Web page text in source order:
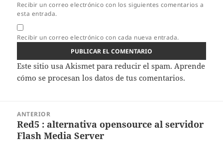
Recibir un correo electrónico con los siguientes comentarios a
esta entrada.
Recibir un correo electrónico con cada nueva entrada.
Este sitio usa Akismet para reducir el spam.Aprende
cómo se procesan los datos de tus comentarios.
entradas
ANTERIOR
Entrada
anterior:
Red5 : alternativa opensource al servidor
Flash Media Server